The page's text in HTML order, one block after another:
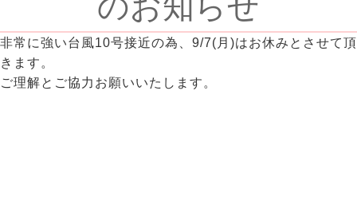
非常に強い台風10号接近の為、9/7(月)はお休みとさせて頂
きます。
ご理解とご協力お願いいたします。